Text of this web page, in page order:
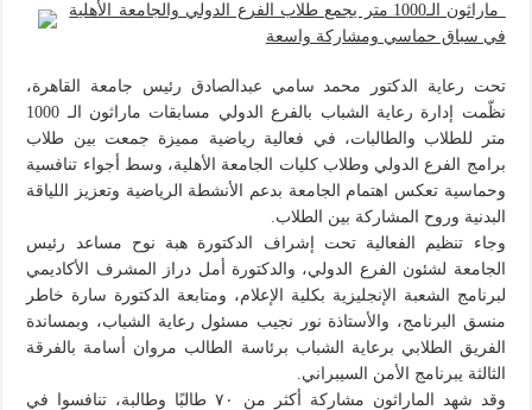
ماراثون الـ1000 متر يجمع طلاب الفرع الدولي والجامعة الأهلية
في سباق حماسي ومشاركة واسعة
تحت رعاية الدكتور محمد سامي عبدالصادق رئيس جامعة القاهرة،
نظّمت إدارة رعاية الشباب بالفرع الدولي مسابقات ماراثون الـ 1000
متر للطلاب والطالبات، في فعالية رياضية مميزة جمعت بين طلاب
برامج الفرع الدولي وطلاب كليات الجامعة الأهلية، وسط أجواء تنافسية
وحماسية تعكس اهتمام الجامعة بدعم الأنشطة الرياضية وتعزيز اللياقة
البدنية وروح المشاركة بين الطلاب.
وجاء تنظيم الفعالية تحت إشراف الدكتورة هبة نوح مساعد رئيس
الجامعة لشئون الفرع الدولي، والدكتورة أمل دراز المشرف الأكاديمي
لبرنامج الشعبة الإنجليزية بكلية الإعلام، ومتابعة الدكتورة سارة خاطر
منسق البرنامج، والأستاذة نور نجيب مسئول رعاية الشباب، وبمساندة
الفريق الطلابي برعاية الشباب برئاسة الطالب مروان أسامة بالفرقة
الثالثة يبرنامج الأمن السيبراني.
وقد شهد الماراثون مشاركة أكثر من ٧٠ طالبًا وطالبة، تنافسوا في